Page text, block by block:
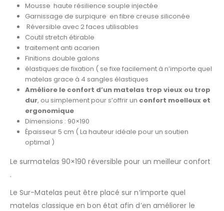
Mousse haute résilience souple injectée
Garnissage de surpiqure en fibre creuse siliconée
Réversible avec 2 faces utilisables
Coutil stretch étirable
traitement anti acarien
Finitions double galons
élastiques de fixation ( se fixe facilement à n’importe quel
matelas grace à 4 sangles élastiques
Améliore le confort d’un matelas trop vieux ou trop
dur, ou simplement pour s’offrir un confort moelleux et
ergonomique
Dimensions : 90×190
Épaisseur 5 cm ( La hauteur idéale pour un soutien
optimal )
Le surmatelas 90×190 réversible pour un meilleur confort
.
Le Sur-Matelas peut être placé sur n’importe quel
matelas classique en bon état afin d’en améliorer le